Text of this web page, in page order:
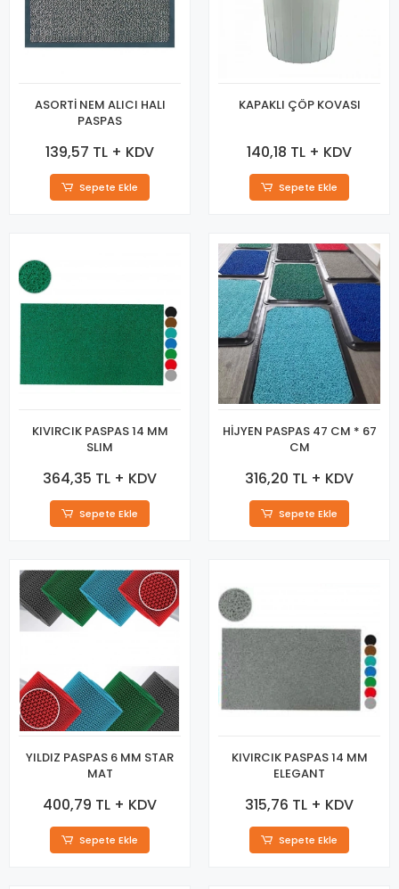
ASORTİ NEM ALICI HALI
PASPAS
139,57 TL + KDV
Sepete Ekle
KAPAKLI ÇÖP KOVASI
140,18 TL + KDV
Sepete Ekle
KIVIRCIK PASPAS 14 MM
SLIM
364,35 TL + KDV
Sepete Ekle
HİJYEN PASPAS 47 CM * 67
CM
316,20 TL + KDV
Sepete Ekle
YILDIZ PASPAS 6 MM STAR
MAT
400,79 TL + KDV
Sepete Ekle
KIVIRCIK PASPAS 14 MM
ELEGANT
315,76 TL + KDV
Sepete Ekle